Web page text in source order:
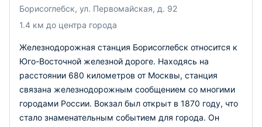
Борисоглебск, ул. Первомайская, д. 92
1.4 км до центра города
Железнодорожная станция Борисоглебск относится к
Юго-Восточной железной дороге. Находясь на
расстоянии 680 километров от Москвы, станция
связана железнодорожным сообщением со многими
городами России. Вокзал был открыт в 1870 году, что
стало знаменательным событием для города. Он